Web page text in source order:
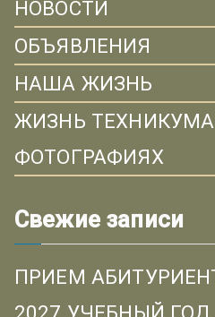
НОВОСТИ
ОБЪЯВЛЕНИЯ
НАША ЖИЗНЬ
ЖИЗНЬ
ФОТОГРАФИЯХ
Свежие записи
ПРИЕМ